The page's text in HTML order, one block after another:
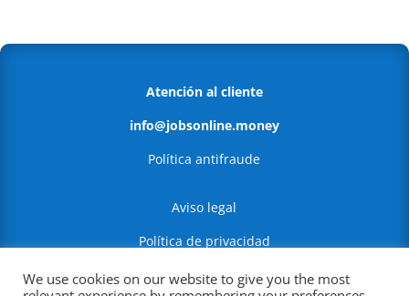
Atención al cliente
info@jobsonline.money
Política antifraude
Aviso legal
Política de privacidad
Política de Cookies
We use cookies on our website to give you the most